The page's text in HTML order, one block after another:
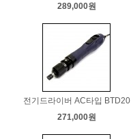
289,000원
전기드라이버 AC타입 BTD20
271,000원